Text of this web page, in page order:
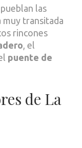
pueblan las
muy transitada
rincones
, el
puente de
de La